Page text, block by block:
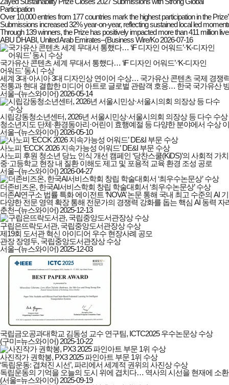
Participation
Over 10,000 entries from 177 countries mark the highest participation in the
Submissions increased 32% year-on-year, reflecting sustained local led
Through 139 winners, the Prize has positively impacted more than 411 million
ABU DHABI, United Arab Emirates--(Business Wire/Ko 2026-07-16
국가유산 콘텐츠 세계 무대서 통했다… ‘iF 디자인 어워드’·‘K-디자인
어워드’ 동시 수상
세계 3대·아시아 3대 디자인상 연이어 수상… 국가유산 콘텐츠 국제 경쟁
전통과 현대 결합한 미디어 아트로 글로벌 관람객 호응… 한국 국가유산
서울--(뉴스와이어) 2026-05-14
시립강동청소년센터, 2026년 서울시민상·서울시의회 의장상 등 다수 수상
청소년지도 단체·환경동아리·어린이 효행예절 등 다양한 분야에서 수상
서울--(뉴스와이어) 2026-05-10
사노피 ‘ECCK 2026 지속가능성 어워드’ DE&I 부문 수상
사노피 후원 청소년 당뇨 인식 개선 캠페인 ‘당찬스쿨(KiDS)’의 사회적 가
중·고등학교 현장 내 질환 이해도 제고 및 포용적 교육 환경 조성 공로
서울--(뉴스와이어) 2026-04-27
더존비즈온, 한국AI서비스학회 창립 학술대회서 ‘최우수논문상’ 수상
더존AI연구소 법률 특화 에이전트 ‘NOVA’ 논문 통해 국내 최고 수준의 AI
다양한 전문 영역 확장 통해 전문가의 경쟁력 강화를 돕는 핵심 AI 동력 자
춘천--(뉴스와이어) 2025-12-13
구립은뜨락도서관, 국립중앙도서관장상 수상
제19회 도서관 혁신 아이디어 우수 현장사례 공모
관장 장영두, 국립중앙도서관장상 수상
서울--(뉴스와이어) 2025-12-03
국립금오공과대학교 김동성 교수 연구팀, ICTC2025 우수논문상 수상
(구미=뉴스와이어) 2025-10-22
사진작가 권학봉, PX3 2025 파인아트 부문 1위 수상
‘독립운동: 겹쳐진 시선’, 파리에서 세계적 권위의 사진상 수상
독립운동의 기억을 오늘의 도시 위에 겹치다… 역사의 시선을 현재에 소
(서울=뉴스와이어) 2025-09-19